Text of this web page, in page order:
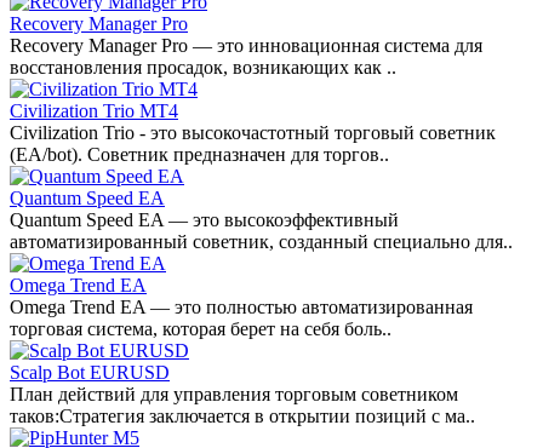
Recovery Manager Pro
Recovery Manager Pro — это инновационная система для
восстановления просадок, возникающих как ..
Civilization Trio MT4
Civilization Trio - это высокочастотный торговый советник
(EA/bot). Советник предназначен для торгов..
Quantum Speed EA
Quantum Speed EA — это высокоэффективный
автоматизированный советник, созданный специально для..
Omega Trend EA
Omega Trend EA — это полностью автоматизированная
торговая система, которая берет на себя боль..
Scalp Bot EURUSD
План действий для управления торговым советником
таков:Стратегия заключается в открытии позиций с ма..